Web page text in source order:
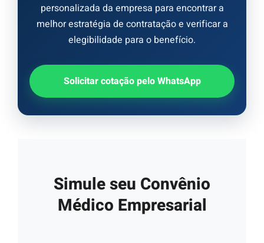
personalizada da empresa para encontrar a
melhor estratégia de contratação e verificar a
elegibilidade para o benefício.
Solicitar cotação pelo WhatsApp
Simule seu Convênio
Médico Empresarial